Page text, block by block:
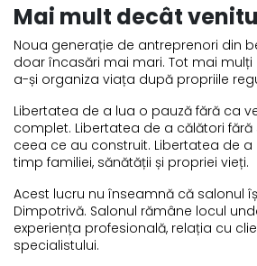
Mai mult decât
Noua generație de antreprenori din
doar încasări mai mari. Tot mai
a-și organiza viața după propriile
Libertatea de a lua o pauză fără ca
complet. Libertatea de a călători
ceea ce au construit. Libertatea de
timp familiei, sănătății și propriei vieți.
Acest lucru nu înseamnă că salonul
Dimpotrivă. Salonul rămâne locul
experiența profesională, relația cu
specialistului.